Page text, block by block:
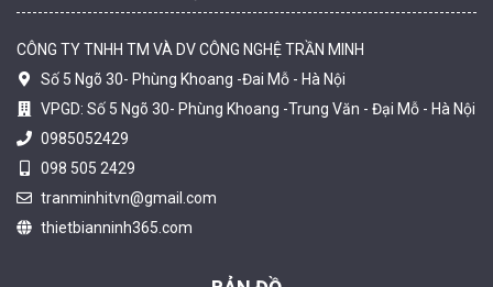
Camera tích hợp đầu báo nhiệt 2MP Hikfire HF-VH 221
1.679.000 đ
CÔNG TY TNHH TM VÀ DV CÔNG NGHỆ TRẦN MINH
Số 5 Ngõ 30- Phùng Khoang -Đai Mỗ - Hà Nội
VPGD: Số 5 Ngõ 30- Phùng Khoang -Trung Văn - Đại Mỗ - Hà Nội
0985052429
098 505 2429
tranminhitvn@gmail.com
thietbianninh365.com